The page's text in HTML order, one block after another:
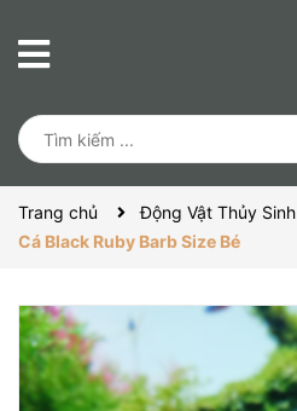
Trang chủ
Động Vật Thủy Sinh
Cá Black Ruby Barb Size Bé